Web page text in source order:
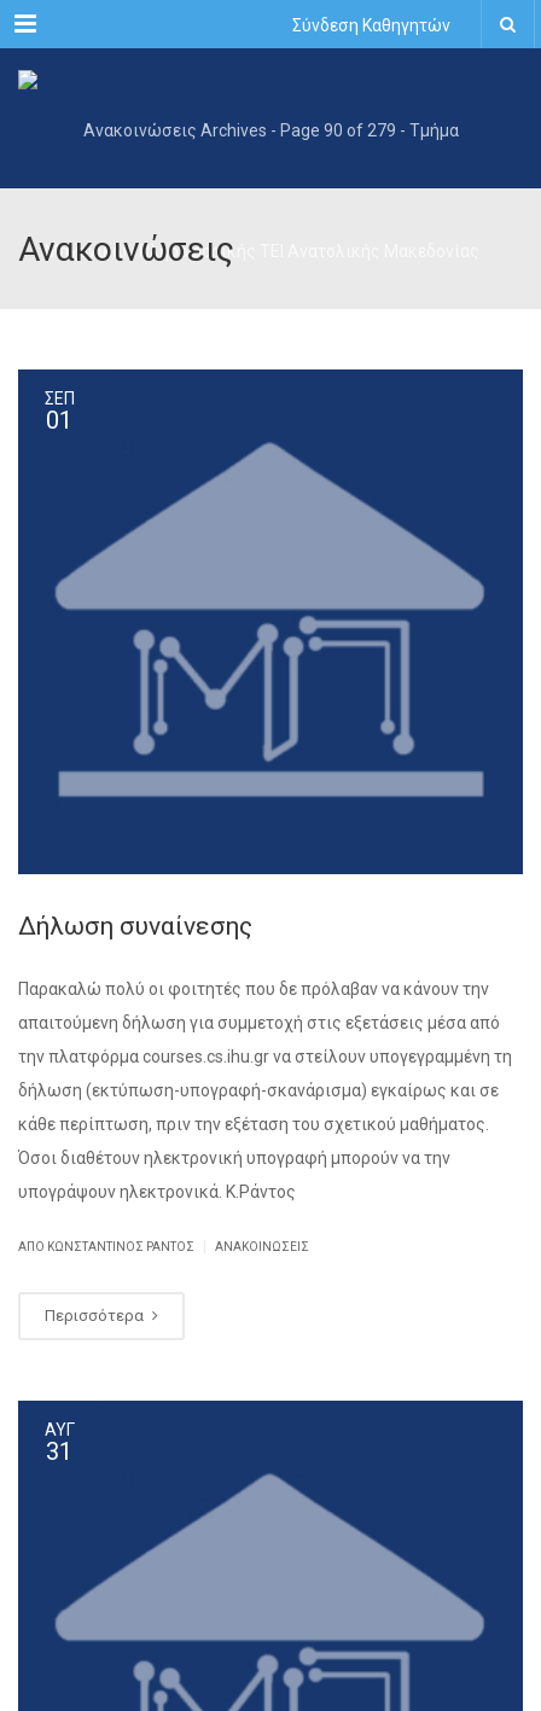
Menu Σύνδεση Καθηγητών
Ανακοινώσεις
ΣΕΠ
01
Δήλωση συναίνεσης
Παρακαλώ πολύ οι φοιτητές που δε πρόλαβαν να κάνουν την
απαιτούμενη δήλωση για συμμετοχή στις εξετάσεις μέσα από
την πλατφόρμα courses.cs.ihu.gr να στείλουν υπογεγραμμένη τη
δήλωση (εκτύπωση-υπογραφή-σκανάρισμα) εγκαίρως και σε
κάθε περίπτωση, πριν την εξέταση του σχετικού μαθήματος.
Όσοι διαθέτουν ηλεκτρονική υπογραφή μπορούν να την
υπογράψουν ηλεκτρονικά. Κ.Ράντος
ΑΠΌ ΚΩΝΣΤΑΝΤΊΝΟΣ ΡΆΝΤΟΣ ΑΝΑΚΟΙΝΏΣΕΙΣ
Περισσότερα
ΑΥΓ
31